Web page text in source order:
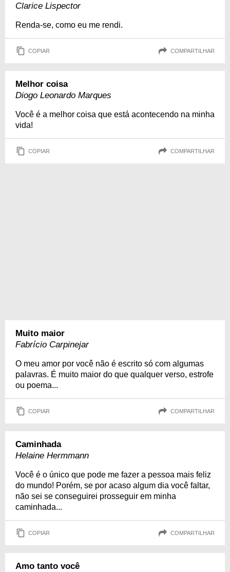
Clarice Lispector
Renda-se, como eu me rendi.
COPIAR COMPARTILHAR
Melhor coisa
Diogo Leonardo Marques
Você é a melhor coisa que está acontecendo na minha
vida!
COPIAR COMPARTILHAR
Muito maior
Fabrício Carpinejar
O meu amor por você não é escrito só com algumas
palavras. É muito maior do que qualquer verso, estrofe
ou poema...
COPIAR COMPARTILHAR
Caminhada
Helaine Hermmann
Você é o único que pode me fazer a pessoa mais feliz
do mundo! Porém, se por acaso algum dia você faltar,
não sei se conseguirei prosseguir em minha
caminhada...
COPIAR COMPARTILHAR
Amo tanto você